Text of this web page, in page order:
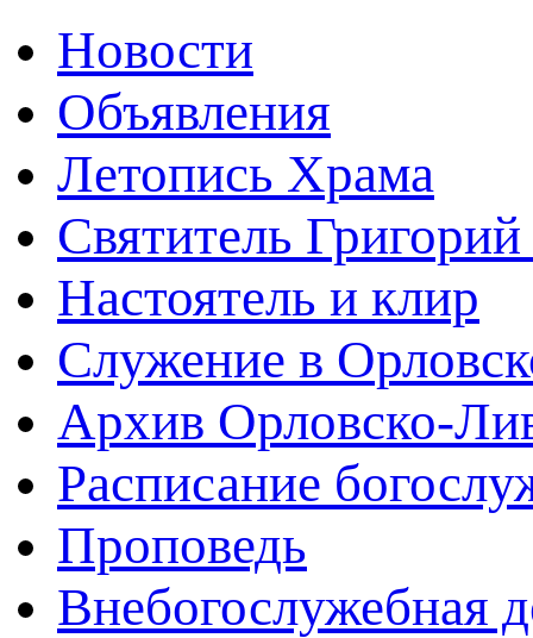
Новости
Объявления
Летопись Храма
Святитель
Настоятель и клир
Служение в
Архив Орловско-
Расписание
Проповедь
Внебогослужебная